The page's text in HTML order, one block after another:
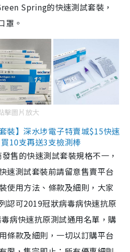
Spring的快速測試套裝，
罩。
擊圖片放大
裝】深水埗電子特賣城$15快速
10支再送3支檢測棒
售的快速測試套裝規格不一，
速測試套裝前請留意售賣平台
使用方法、條款及細則，大家
認可2019冠狀病毒病快速抗原
病快速抗原測試通用名單，購
條款及細則，一切以訂購平台